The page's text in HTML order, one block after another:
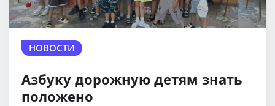
НОВОСТИ
Азбуку дорожную детям знать
положено